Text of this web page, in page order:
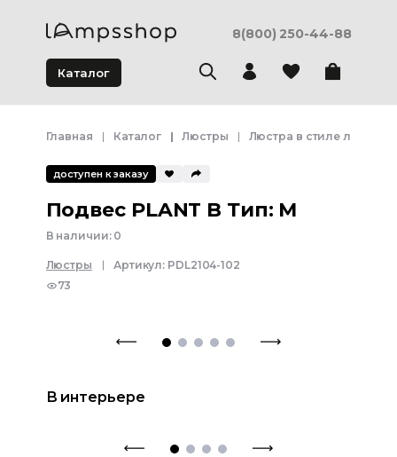
8(800) 250-44-88
Каталог
Главная Каталог Люстры Люстра в стиле лофт
доступен к заказу
Подвес PLANT B Тип: M
В наличии: 0
Люстры Артикул: PDL2104-102
73
В интерьере